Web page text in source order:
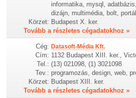
informatika, mysql,
dizájn, multimédia, bolt,
Körzet: Budapest X. ker.
Tovább a részletes cégadatokhoz »
Cég: Datasoft-Média Kft.
Cím: 1132 Budapest XIII. ker.,
Tel.: (13) 021098, (1) 3021098
Tev.: programozás, design, web,
Körzet: Budapest XIII. ker.
Tovább a részletes cégadatokhoz »